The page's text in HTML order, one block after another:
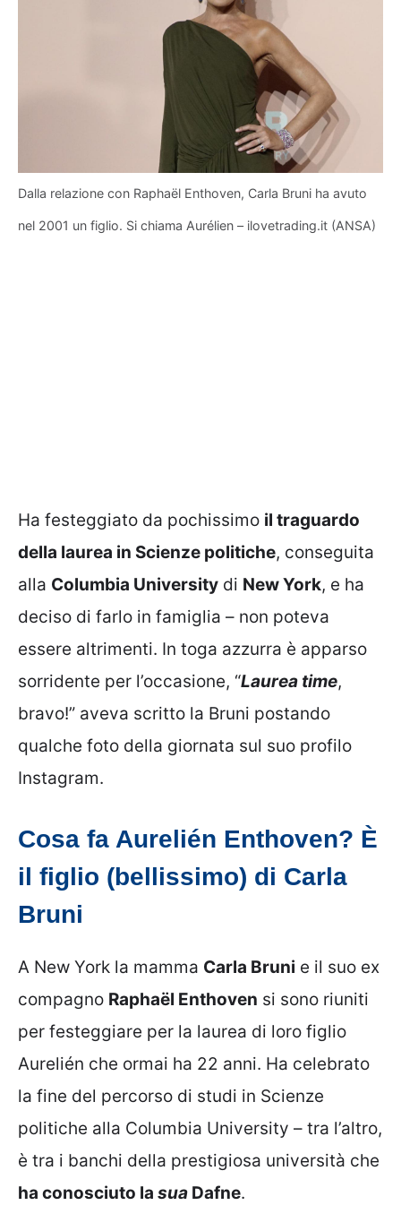
Dalla relazione con Raphaël Enthoven, Carla Bruni ha avuto
nel 2001 un figlio. Si chiama Aurélien – ilovetrading.it (ANSA)
Ha festeggiato da pochissimo il traguardo
della laurea in Scienze politiche, conseguita
alla Columbia University di New York, e ha
deciso di farlo in famiglia – non poteva
essere altrimenti. In toga azzurra è apparso
sorridente per l’occasione, “Laurea time,
bravo!” aveva scritto la Bruni postando
qualche foto della giornata sul suo profilo
Instagram.
Cosa fa Aurelién Enthoven? È
il figlio (bellissimo) di Carla
Bruni
A New York la mamma Carla Bruni e il suo ex
compagno Raphaël Enthoven si sono riuniti
per festeggiare per la laurea di loro figlio
Aurelién che ormai ha 22 anni. Ha celebrato
la fine del percorso di studi in Scienze
politiche alla Columbia University – tra l’altro,
è tra i banchi della prestigiosa università che
ha conosciuto la sua Dafne.